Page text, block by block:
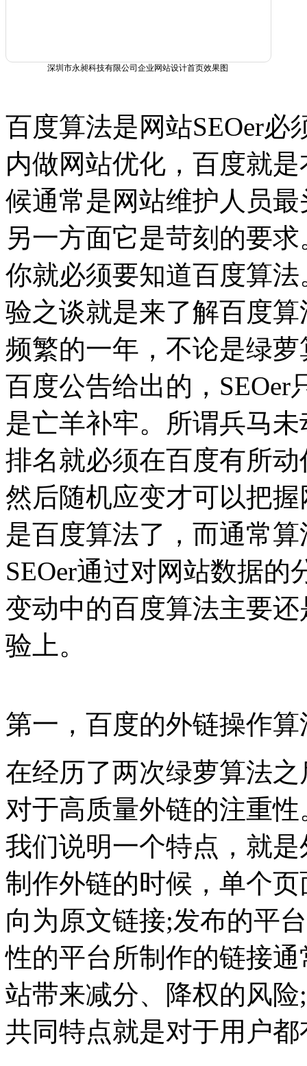
深圳市永昶科技有限公司企业网站设计首页效果图
百度算法是网站SEOer
内做网站优化，百度就
候通常是网站维护人员
另一方面它是苛刻的要
你就必须要知道百度算
验之谈就是来了解百度算
频繁的一年，不论是绿
百度公告给出的，
是亡羊补牢。所谓兵马
排名就必须在百度有所
然后随机应变才可以把
是百度算法了，而通常
SEOer通过对网站数据
变动中的百度算法主要
验上。
第一，百度的外链操作算
在经历了两次绿萝算法
对于高质量外链的注重
我们说明一个特点，就
制作外链的时候，单个
向为原文链接;发布的平
性的平台所制作的链接
站带来减分、降权的风
共同特点就是对于用户